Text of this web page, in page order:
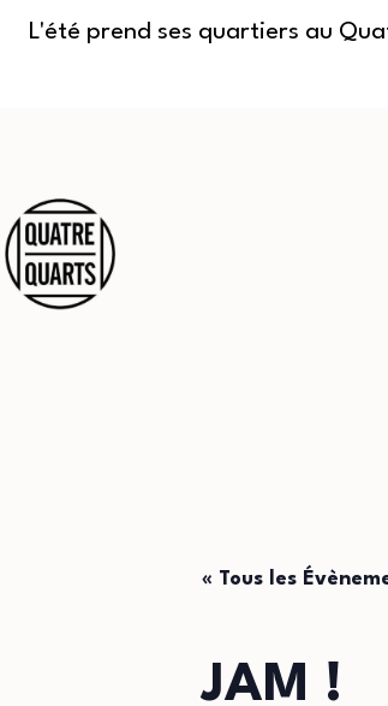
L'été prend ses quartiers au
contenu
« Tous les
JAM !